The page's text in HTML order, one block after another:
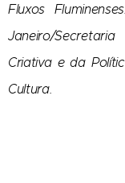
Fluxos
Janeiro/
Criativa e da
Cultura.